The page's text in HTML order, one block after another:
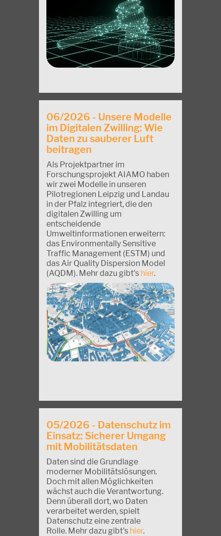
06/2026 - Unsere Modelle
im Digitalen Zwilling: Wie
Daten zu sauberer Luft
beitragen
Als Projektpartner im
Forschungsprojekt AIAMO haben
wir zwei Modelle in unseren
Pilotregionen Leipzig und Landau
in der Pfalz integriert, die den
digitalen Zwilling um
entscheidende
Umweltinformationen erweitern:
das Environmentally Sensitive
Traffic Management (ESTM) und
das Air Quality Dispersion Model
(AQDM). Mehr dazu gibt's hier.
05/2026 - Datenschutz im
Einsatz: Sicherer Umgang
mit Mobilitätsdaten
Daten sind die Grundlage
moderner Mobilitätslösungen.
Doch mit allen Möglichkeiten
wächst auch die Verantwortung.
Denn überall dort, wo Daten
verarbeitet werden, spielt
Datenschutz eine zentrale
Rolle. Mehr dazu gibt's hier.